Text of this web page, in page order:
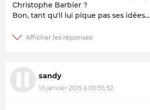
Christophe Barbier ?
Bon, tant qu'il lui pique pas ses idées...
sandy
13 janvier 2015 à 00:55:52